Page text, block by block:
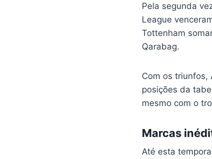
Pela segunda
League
Tottenham
Qarabag.
Com os triunfos,
posições da
mesmo com o
Marcas
Até esta